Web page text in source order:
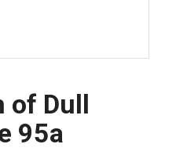
of Dull
95a